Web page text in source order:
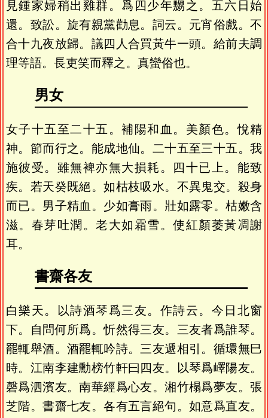
見鍾家婦稍出雞群。爲四少年嬲之。五六日始
還。致訟。旋有親黨勸息。詞云。元宵俗戲。不
合十九夜放歸。議四人合買黃牛一頭。給前夫調
理等語。長吏笑而釋之。真蠻俗也。
男女
女子十五至二十五。補陽和血。美顏色。悅精
神。節而行之。能成地仙。二十五至三十五。我
施彼受。雖無裨亦無大損耗。四十已上。能致
疾。若天癸既絕。如枯枝吸水。不異鬼交。殺身
而已。男子精血。少如膏雨。壯如露零。枯嫩含
滋。春芽吐潤。老大如霜雪。使紅顏萎黃凋謝
耳。
書齋各友
白樂天。以詩酒琴爲三友。作詩云。今日北窗
下。自問何所爲。忻然得三友。三友者爲誰琴。
罷輒舉酒。酒罷輒吟詩。三友遞相引。循環無巳
時。江南李建勳榜竹軒曰四友。以琴爲嶧陽友。
磬爲泗濱友。南華經爲心友。湘竹榻爲夢友。張
芝階。書齋七友。各有五言絕句。如意爲直友。